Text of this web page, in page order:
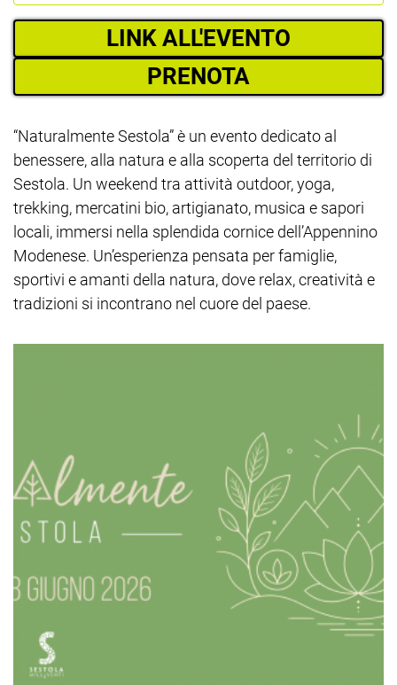
LINK ALL'EVENTO
PRENOTA
“Naturalmente Sestola” è un evento dedicato al
benessere, alla natura e alla scoperta del territorio di
Sestola. Un weekend tra attività outdoor, yoga,
trekking, mercatini bio, artigianato, musica e sapori
locali, immersi nella splendida cornice dell’Appennino
Modenese. Un’esperienza pensata per famiglie,
sportivi e amanti della natura, dove relax, creatività e
tradizioni si incontrano nel cuore del paese.